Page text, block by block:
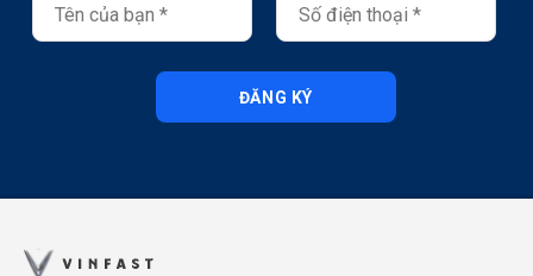
ĐĂNG KÝ